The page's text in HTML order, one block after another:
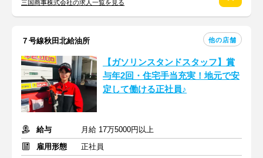
三国商事株式会社の求人一覧を見る
７号線秋田北給油所 他の店舗
【ガソリンスタンドスタッフ】賞
与年2回・住宅手当充実！地元で安
定して働ける正社員♪
給与
月給 17万5000円以上
雇用形態
正社員